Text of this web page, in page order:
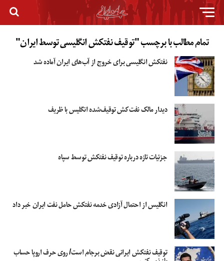
تمام مطالب با برچسب "توقیف نفتکش انگلیسی توسط ایران"
نفتکش انگلیسی برای خروج از آب‌های ایران آماده شد
دیدار مالک نفت‌کش توقیف‌شده انگلیس با ظریف
جزئیات تازه درباره توقیف نفتکش توسط سپاه
انگلیس از احتمال آزادی خدمه نفتکش حامل نفت ایران خبر داد
توقیف نفتکش ایرانی نقض برجام است/ روی حرف اروپا حساب